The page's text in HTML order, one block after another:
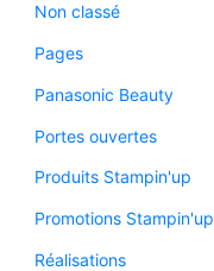
Non classé
Pages
Panasonic Beauty
Portes ouvertes
Produits Stampin'up
Promotions Stampin'up
Réalisations